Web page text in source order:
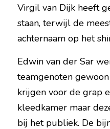
Virgil van Dijk heeft
staan, terwijl de
achternaam op het
Edwin van der Sar
teamgenoten
krijgen voor de grap
kleedkamer maar
bij het publiek. De